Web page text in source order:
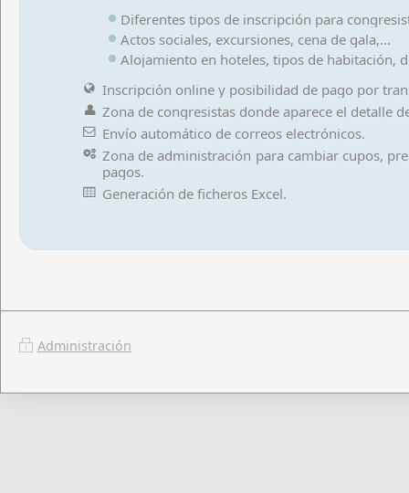
Diferentes tipos de inscripción para
Actos sociales, excursiones, cena de gala,...
Alojamiento en hoteles, tipos de habitación,
Inscripción online y posibilidad de pago por
Zona de congresistas donde aparece el detalle
Envío automático de correos electrónicos.
Zona de administración para cambiar cupos,
pagos.
Generación de ficheros Excel.
Administración